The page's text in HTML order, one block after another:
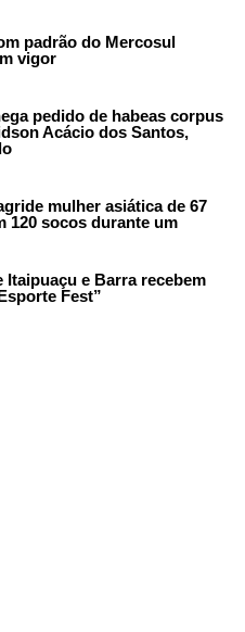
padrão do Mercosul
vigor
pedido de habeas corpus
Acácio dos Santos,
mulher asiática de 67
120 socos durante um
Itaipuaçu e Barra recebem
Fest”